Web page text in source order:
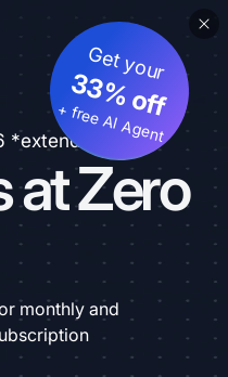
at Zero
Get your
33% off
+ free AI Agent
monthly and